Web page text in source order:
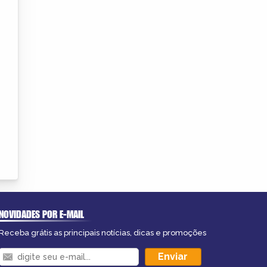
POR E-MAIL
grátis as principais notícias, dicas e promoções